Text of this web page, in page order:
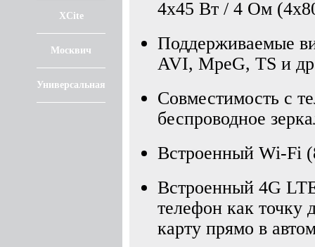
XCite
Москвич
Универсальная
4x45 Вт / 4 Ом
Поддерживаемые
AVI, MpeG, TS и
Совместимость с
беспроводное
Встроенный Wi-Fi
Встроенный 4G
телефон как точку
карту прямо в